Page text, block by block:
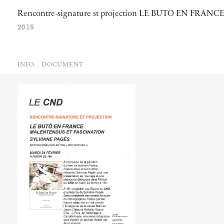
Rencontre-signature st projection LE BUTO EN FRANCE
2015
INFO DOCUMENT